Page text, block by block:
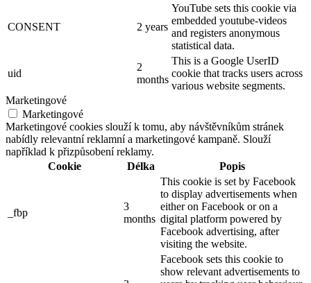
CONSENT 2 years
YouTube sets this cookie via
embedded youtube-videos
and registers anonymous
statistical data.
uid
2
months
This is a Google UserID
cookie that tracks users across
various website segments.
Marketingové
Marketingové
Marketingové cookies slouží k tomu, aby návštěvníkům stránek
nabídly relevantní reklamní a marketingové kampaně. Slouží
například k přizpůsobení reklamy.
Cookie
Délka Popis
_fbp
3
months
This cookie is set by Facebook
to display advertisements when
either on Facebook or on a
digital platform powered by
Facebook advertising, after
visiting the website.
Facebook sets this cookie to
show relevant advertisements to